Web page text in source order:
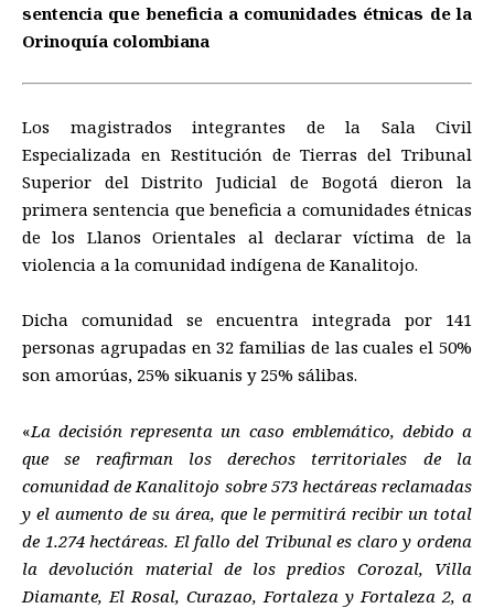
sentencia que beneficia a comunidades étnicas de la
Orinoquía colombiana
Los magistrados integrantes de la Sala Civil
Especializada en Restitución de Tierras del Tribunal
Superior del Distrito Judicial de Bogotá dieron la
primera sentencia que beneficia a comunidades étnicas
de los Llanos Orientales al declarar víctima de la
violencia a la comunidad indígena de Kanalitojo.
Dicha comunidad se encuentra integrada por 141
personas agrupadas en 32 familias de las cuales el 50%
son amorúas, 25% sikuanis y 25% sálibas.
«La decisión representa un caso emblemático, debido a
que se reafirman los derechos territoriales de la
comunidad de Kanalitojo sobre 573 hectáreas reclamadas
y el aumento de su área, que le permitirá recibir un total
de 1.274 hectáreas. El fallo del Tribunal es claro y ordena
la devolución material de los predios Corozal, Villa
Diamante, El Rosal, Curazao, Fortaleza y Fortaleza 2, a